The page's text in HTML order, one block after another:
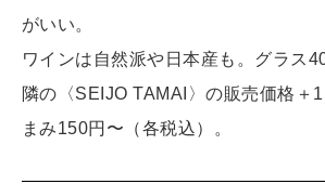
MAGAZINE
特集
がいい。
ワインは自然派や日本産も。グラス
隣の〈SEIJO TAMAI〉の販売価格＋
まみ150円〜（各税込）。